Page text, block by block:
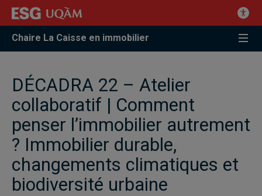
Chaire La Caisse en immobilier
DÉCADRA 22 – Atelier
collaboratif | Comment
penser l’immobilier autrement
? Immobilier durable,
changements climatiques et
biodiversité urbaine